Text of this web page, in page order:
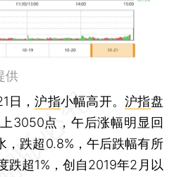
供
日，沪指小幅高开。沪指盘
3050点，午后涨幅明显回
，跌超0.8%，午后跌幅有所
跌超1%，创自2019年2月以